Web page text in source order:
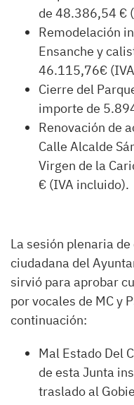
de 48.386,54 €
Remodelación
Ensanche y
46.115,76€
Cierre del
importe de
Renovación de
Calle Alcalde
Virgen de la
€ (IVA incluido).
La sesión plenaria
ciudadana del
sirvió para aprobar
por vocales de MC y
continuación:
Mal Estado Del
de esta Junta
traslado al